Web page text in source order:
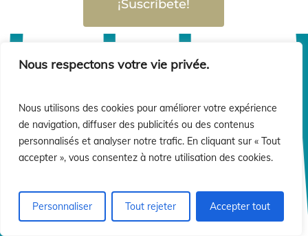
Nous respectons votre vie privée.
Nous utilisons des cookies pour améliorer votre expérience
de navigation, diffuser des publicités ou des contenus
personnalisés et analyser notre trafic. En cliquant sur « Tout
accepter », vous consentez à notre utilisation des cookies.
Personnaliser Tout rejeter Accepter tout
¡Suscríbete!